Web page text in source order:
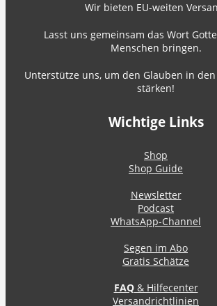
Wir bieten EU-weiten
Lasst uns gemeinsam das Wort
Menschen bringen.
Unterstütze uns, um den Glauben in den
stärken!
Wichtige Links
Shop
Shop Guide
Newsletter
Podcast
WhatsApp-Channel
Segen im Abo
Gratis Schätze
FAQ& Hilfecenter
Versandrichtlinien